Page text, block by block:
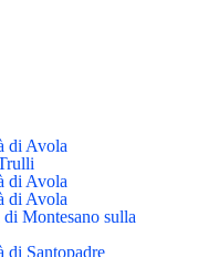
di Avola
di Avola
di Avola
Montesano sulla
di Santopadre